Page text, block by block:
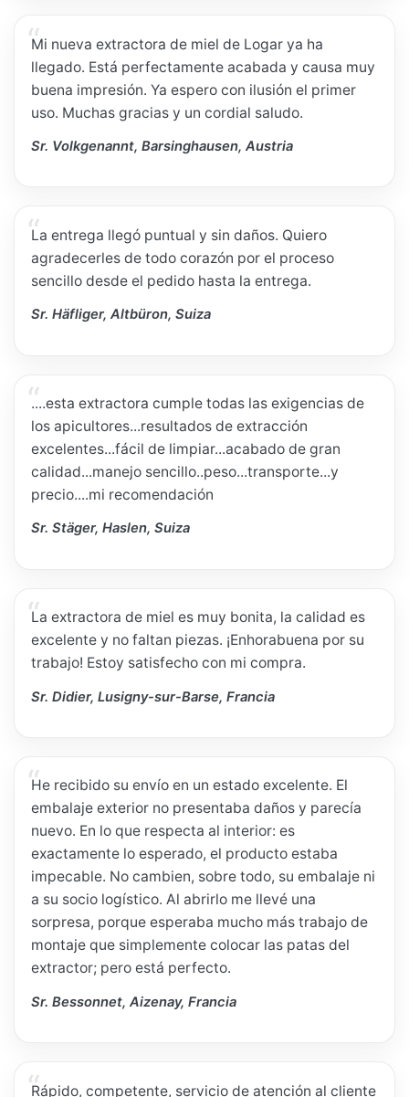
Mi nueva extractora de miel de Logar ya ha
llegado. Está perfectamente acabada y causa muy
buena impresión. Ya espero con ilusión el primer
uso. Muchas gracias y un cordial saludo.
Sr. Volkgenannt, Barsinghausen, Austria
La entrega llegó puntual y sin daños. Quiero
agradecerles de todo corazón por el proceso
sencillo desde el pedido hasta la entrega.
Sr. Häfliger, Altbüron, Suiza
....esta extractora cumple todas las exigencias de
los apicultores...resultados de extracción
excelentes...fácil de limpiar...acabado de gran
calidad...manejo sencillo..peso...transporte...y
precio....mi recomendación
Sr. Stäger, Haslen, Suiza
La extractora de miel es muy bonita, la calidad es
excelente y no faltan piezas. ¡Enhorabuena por su
trabajo! Estoy satisfecho con mi compra.
Sr. Didier, Lusigny-sur-Barse, Francia
He recibido su envío en un estado excelente. El
embalaje exterior no presentaba daños y parecía
nuevo. En lo que respecta al interior: es
exactamente lo esperado, el producto estaba
impecable. No cambien, sobre todo, su embalaje ni
a su socio logístico. Al abrirlo me llevé una
sorpresa, porque esperaba mucho más trabajo de
montaje que simplemente colocar las patas del
extractor; pero está perfecto.
Sr. Bessonnet, Aizenay, Francia
Rápido, competente, servicio de atención al cliente